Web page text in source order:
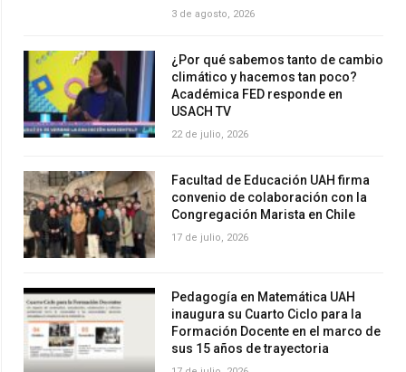
3 de agosto, 2026
¿Por qué sabemos tanto de cambio
climático y hacemos tan poco?
Académica FED responde en
USACH TV
22 de julio, 2026
Facultad de Educación UAH firma
convenio de colaboración con la
Congregación Marista en Chile
17 de julio, 2026
Pedagogía en Matemática UAH
inaugura su Cuarto Ciclo para la
Formación Docente en el marco de
sus 15 años de trayectoria